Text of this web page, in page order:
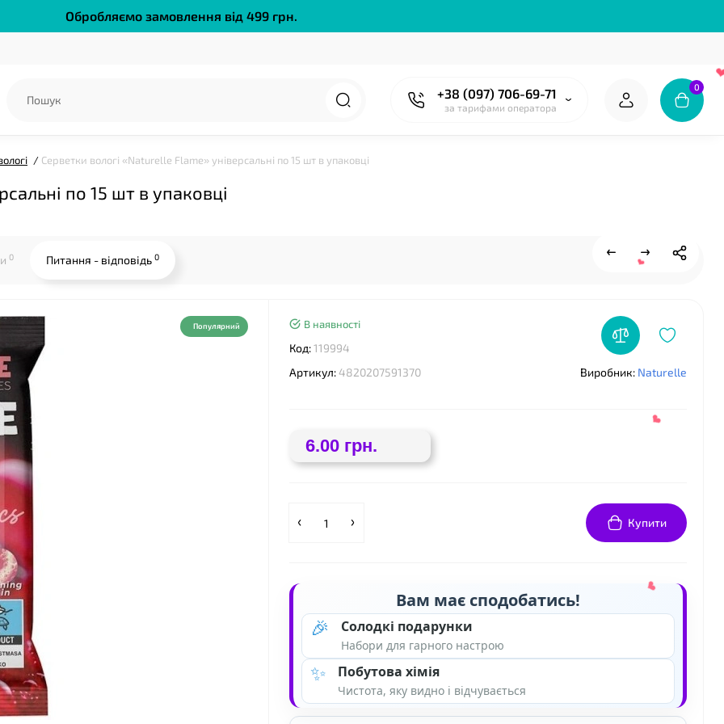
Обробляємо замовлення від 499 грн.
+38 (097) 706-69-71
за тарифами оператора
0
Серветки вологі «Naturelle Flame» універсальні по 15 шт в упаковці
по 15 шт в упаковці
0 Питання - відповідь 0
Популярний В наявності
Код:119994
Артикул:4820207591370 Виробник: Naturelle
6.00 грн.
Купити
Вам має сподобатись!
🎉 Солодкі подарунки
Набори для гарного настрою
✨ Побутова хімія
Чистота, яку видно і відчувається
❤
❤